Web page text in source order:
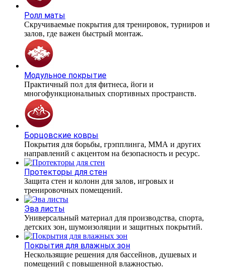
Ролл маты
Скручиваемые покрытия для тренировок, турниров и
залов, где важен быстрый монтаж.
Модульное покрытие
Практичный пол для фитнеса, йоги и
многофункциональных спортивных пространств.
Борцовские ковры
Покрытия для борьбы, грэпплинга, ММА и других
направлений с акцентом на безопасность и ресурс.
Протекторы для стен
Защита стен и колонн для залов, игровых и
тренировочных помещений.
Эва листы
Универсальный материал для производства, спорта,
детских зон, шумоизоляции и защитных покрытий.
Покрытия для влажных зон
Нескользящие решения для бассейнов, душевых и
помещений с повышенной влажностью.